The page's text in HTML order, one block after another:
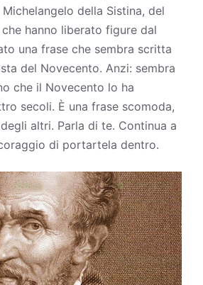
Michelangelo della Sistina, del
hanno liberato figure dal
una frase che sembra scritta
del Novecento. Anzi: sembra
che il Novecento lo ha
secoli. È una frase scomoda,
altri. Parla di te. Continua a
di portartela dentro.